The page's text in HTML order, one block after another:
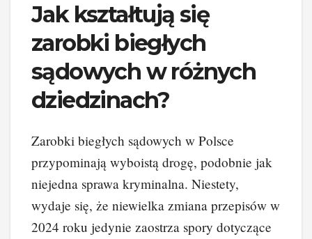
Jak kształtują się
zarobki biegłych
sądowych w różnych
dziedzinach?
Zarobki biegłych sądowych w Polsce
przypominają wyboistą drogę, podobnie jak
niejedna sprawa kryminalna. Niestety,
wydaje się, że niewielka zmiana przepisów w
2024 roku jedynie zaostrza spory dotyczące